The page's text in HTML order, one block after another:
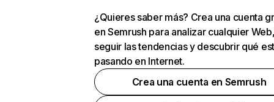
¿Quieres saber más? Crea una cuenta
en Semrush para analizar cualquier
seguir las tendencias y descubrir qué
pasando en Internet.
Crea una cuenta en Semrush